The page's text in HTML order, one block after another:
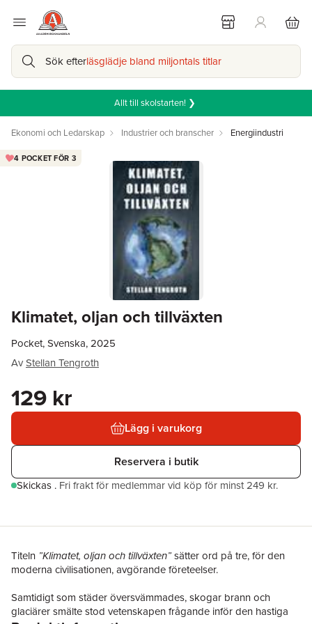
Sök efterläsglädje bland miljontals titlar
Allt till skolstarten! ❯
Ekonomi och Ledarskap Industrier och branscher Energiindustri
Klimatet, oljan och tillväxten
4 POCKET FÖR 3
Pocket, Svenska, 2025
AvStellan Tengroth
129 kr
Lägg i varukorg
Reservera i butik
Skickas . Fri frakt för medlemmar vid köp för minst 249 kr.
Titeln ”Klimatet, oljan och tillväxten”sätter ord på tre, för den
moderna civilisationen, avgörande företeelser.
Samtidigt som städer översvämmades, skogar brann och
glaciärer smälte stod vetenskapen frågande inför den hastiga